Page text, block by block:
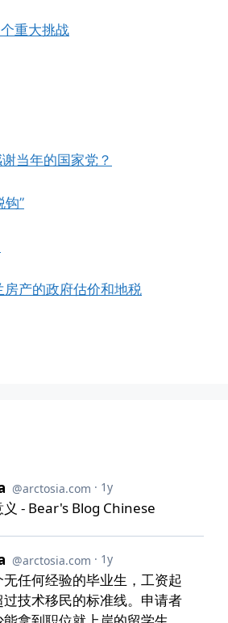
重大挑战
当年的国家党？
钩”
产的政府估价和地税